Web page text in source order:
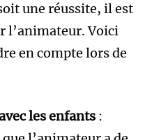
une réussite, il est
l’animateur. Voici
en compte lors de
les enfants :